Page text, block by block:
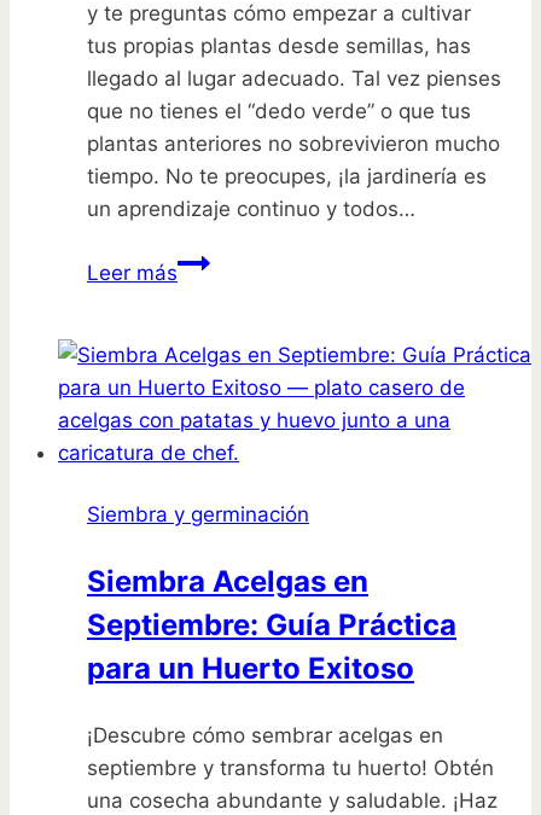
y te preguntas cómo empezar a cultivar
tus propias plantas desde semillas, has
llegado al lugar adecuado. Tal vez pienses
que no tienes el “dedo verde” o que tus
plantas anteriores no sobrevivieron mucho
tiempo. No te preocupes, ¡la jardinería es
un aprendizaje continuo y todos…
Leer másDescubre
para
germinar
semillas
en
y
tu
jardín
este
año
Siembra y germinación
Siembra Acelgas en
Septiembre: Guía Práctica
para un Huerto Exitoso
¡Descubre cómo sembrar acelgas en
septiembre y transforma tu huerto! Obtén
una cosecha abundante y saludable. ¡Haz